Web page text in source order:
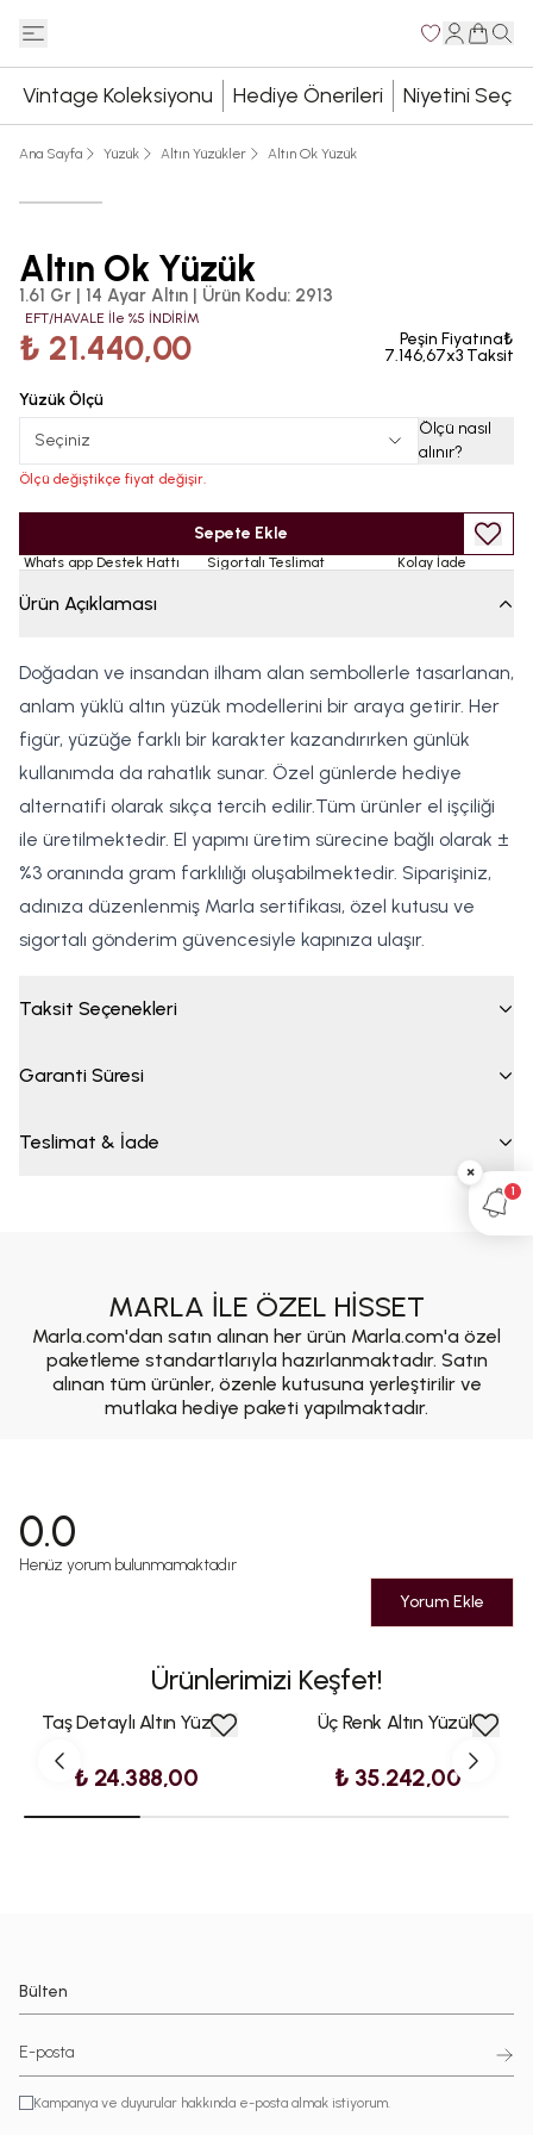
Vintage Koleksiyonu Hediye Önerileri Niyetini Seç
Ana Sayfa Yüzük Altın Yüzükler Altın Ok Yüzük
Altın Ok Yüzük
1.61 Gr | 14 Ayar Altın | Ürün Kodu: 2913
EFT/HAVALE İle %5 İNDİRİM
₺ 21.440,00
Peşin Fiyatına₺
7.146,67x3 Taksit
Yüzük Ölçü
Seçiniz
Ölçü nasıl
alınır?
Ölçü değiştikçe fiyat değişir.
Sepete Ekle
Whats app Destek Hattı Sigortalı Teslimat Kolay İade
Ürün Açıklaması
Doğadan ve insandan ilham alan sembollerle tasarlanan,
anlam yüklü altın yüzük modellerini bir araya getirir. Her
figür, yüzüğe farklı bir karakter kazandırırken günlük
kullanımda da rahatlık sunar. Özel günlerde hediye
alternatifi olarak sıkça tercih edilir.Tüm ürünler el işçiliği
ile üretilmektedir. El yapımı üretim sürecine bağlı olarak ±
%3 oranında gram farklılığı oluşabilmektedir. Siparişiniz,
adınıza düzenlenmiş Marla sertifikası, özel kutusu ve
sigortalı gönderim güvencesiyle kapınıza ulaşır.
Taksit Seçenekleri
Garanti Süresi
Teslimat & İade
MARLA İLE ÖZEL HİSSET
Marla.com'dan satın alınan her ürün Marla.com'a özel
paketleme standartlarıyla hazırlanmaktadır. Satın
alınan tüm ürünler, özenle kutusuna yerleştirilir ve
mutlaka hediye paketi yapılmaktadır.
0.0
Henüz yorum bulunmamaktadır
Yorum Ekle
Ürünlerimizi Keşfet!
Taş Detaylı Altın Yüzük
₺ 24.388,00
Üç Renk Altın Yüzük
₺ 35.242,00
Bülten
Kampanya ve duyurular hakkında e-posta almak istiyorum.
×
1